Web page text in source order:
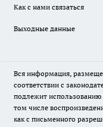
Как с нами связаться
Выходные данные
Вся информация,
соответствии с
подлежит
том числе
как с письменного